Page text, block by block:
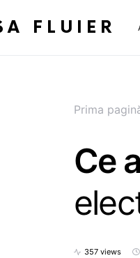
FLUIER
Prima
Ce
357 views